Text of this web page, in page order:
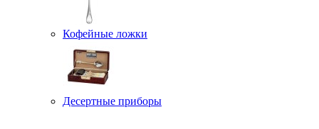
Кофейные ложки
Десертные приборы